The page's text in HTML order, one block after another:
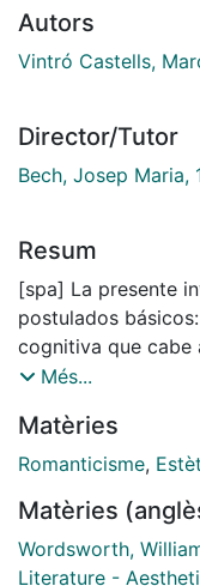
Autors
Vintró Castells,
Director/Tutor
Bech, Josep Maria,
Resum
[spa] La presente
postulados
cognitiva que cabe
primacía del
realidad por medio
ámbito principal de
hincapié en su
sea, el período en
filosófico-poético
Més...
Matèries
Romanticisme,
Matèries
Wordsworth,
Literature -